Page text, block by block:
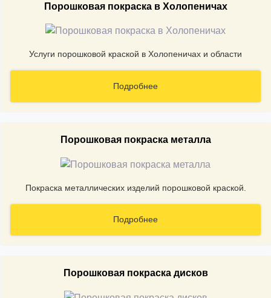
Порошковая покраска в Холопеничах
Услуги порошковой краской в Холопеничах и области
Подробнее
Порошковая покраска металла
Покраска металлических изделий порошковой краской.
Подробнее
Порошковая покраска дисков